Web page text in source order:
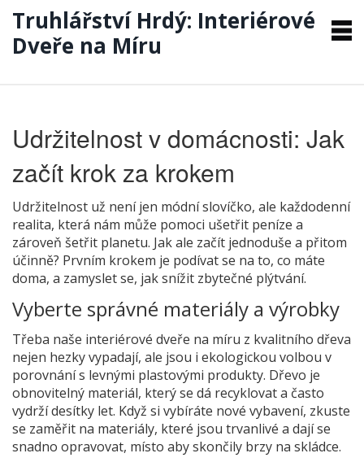
Truhlářství Hrdý: Interiérové
Dveře na Míru
Udržitelnost v domácnosti: Jak
začít krok za krokem
Udržitelnost už není jen módní slovíčko, ale každodenní
realita, která nám může pomoci ušetřit peníze a
zároveň šetřit planetu. Jak ale začít jednoduše a přitom
účinně? Prvním krokem je podívat se na to, co máte
doma, a zamyslet se, jak snížit zbytečné plýtvání.
Vyberte správné materiály a výrobky
Třeba naše interiérové dveře na míru z kvalitního dřeva
nejen hezky vypadají, ale jsou i ekologickou volbou v
porovnání s levnými plastovými produkty. Dřevo je
obnovitelný materiál, který se dá recyklovat a často
vydrží desítky let. Když si vybíráte nové vybavení, zkuste
se zaměřit na materiály, které jsou trvanlivé a dají se
snadno opravovat, místo aby skončily brzy na skládce.